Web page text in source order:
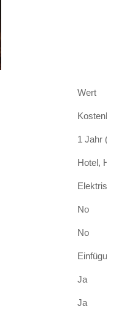
Wert
1 Jahr
Hotel,
No
No
Ja
Ja